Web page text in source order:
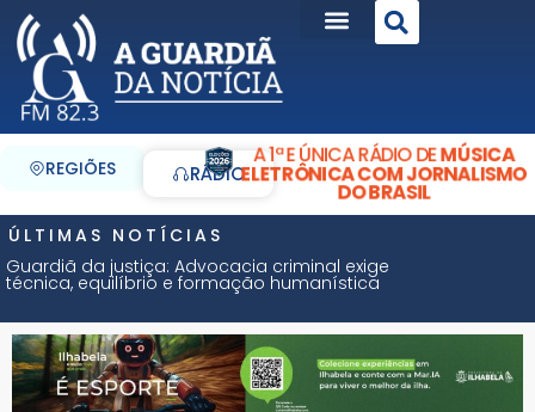
REGIÕES RÁDIO
A 1ª E ÚNICA RÁDIO DEMÚSICA
ELETRÔNICA COM JORNALISMO
DO BRASIL
ÚLTIMAS NOTÍCIAS
Guardiã da justiça: Advocacia criminal exige
técnica, equilíbrio e formação humanística